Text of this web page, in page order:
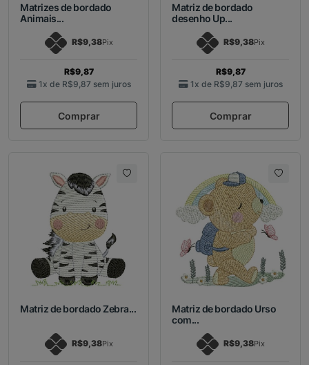
Matrizes de bordado
Animais...
R$9,38Pix
R$9,87
1x de R$9,87 sem juros
Comprar
Matriz de bordado
desenho Up...
R$9,38Pix
R$9,87
1x de R$9,87 sem juros
Comprar
Matriz de bordado Zebra...
R$9,38Pix
Matriz de bordado Urso
com...
R$9,38Pix